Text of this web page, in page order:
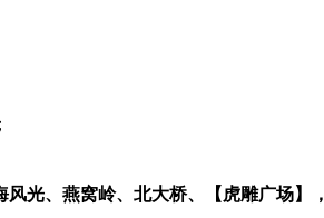
光、燕窝岭、北大桥、【虎雕广场】，